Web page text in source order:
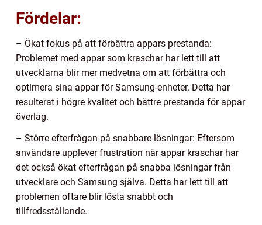
Fördelar:
– Ökat fokus på att förbättra appars prestanda:
Problemet med appar som kraschar har lett till att
utvecklarna blir mer medvetna om att förbättra och
optimera sina appar för Samsung-enheter. Detta har
resulterat i högre kvalitet och bättre prestanda för appar
överlag.
– Större efterfrågan på snabbare lösningar: Eftersom
användare upplever frustration när appar kraschar har
det också ökat efterfrågan på snabba lösningar från
utvecklare och Samsung själva. Detta har lett till att
problemen oftare blir lösta snabbt och
tillfredsställande.